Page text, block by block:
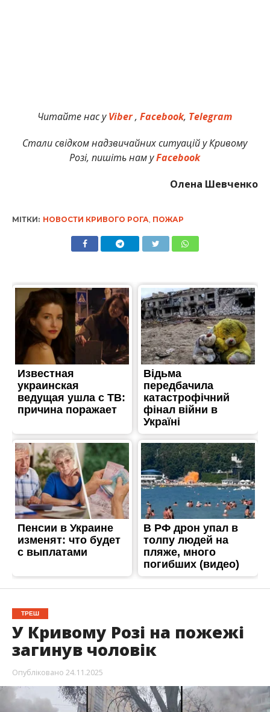
Читайте нас уViber,Facebook, Telegram
Стали свідком надзвичайних ситуацій у Кривому
Розі, пишіть нам уFacebook
Олена Шевченко
МІТКИ: НОВОСТИ КРИВОГО РОГА, ПОЖАР
ТРЕШ
У Кривому Розі на пожежі
загинув чоловік
Опубліковано 24.11.2025